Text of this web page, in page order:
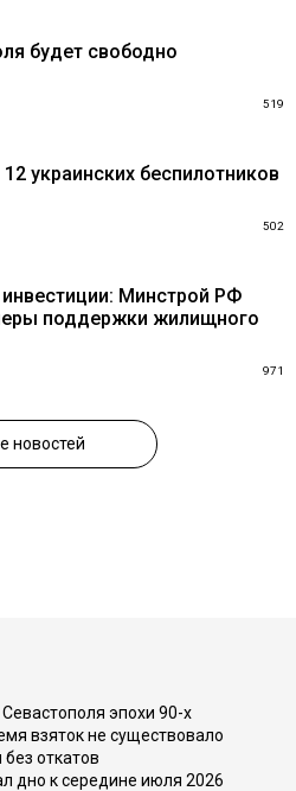
будет свободно
519
украинских беспилотников
502
Минстрой РФ
поддержки жилищного
971
новостей
эпохи 90-х
взяток не существовало
откатов
дно к середине июля 2026